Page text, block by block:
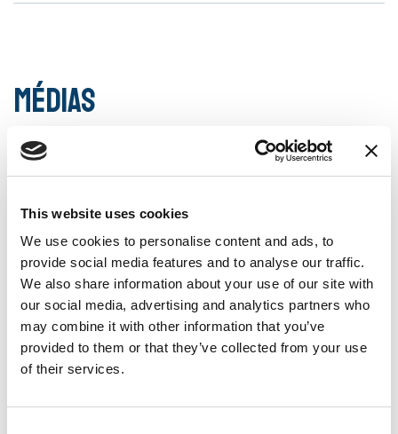
This website uses cookies
We use cookies to personalise content and ads, to
provide social media features and to analyse our traffic.
We also share information about your use of our site with
our social media, advertising and analytics partners who
may combine it with other information that you’ve
provided to them or that they’ve collected from your use
of their services.
Médias
du Tourisme du Canton de Vaud
Claude Jaccard